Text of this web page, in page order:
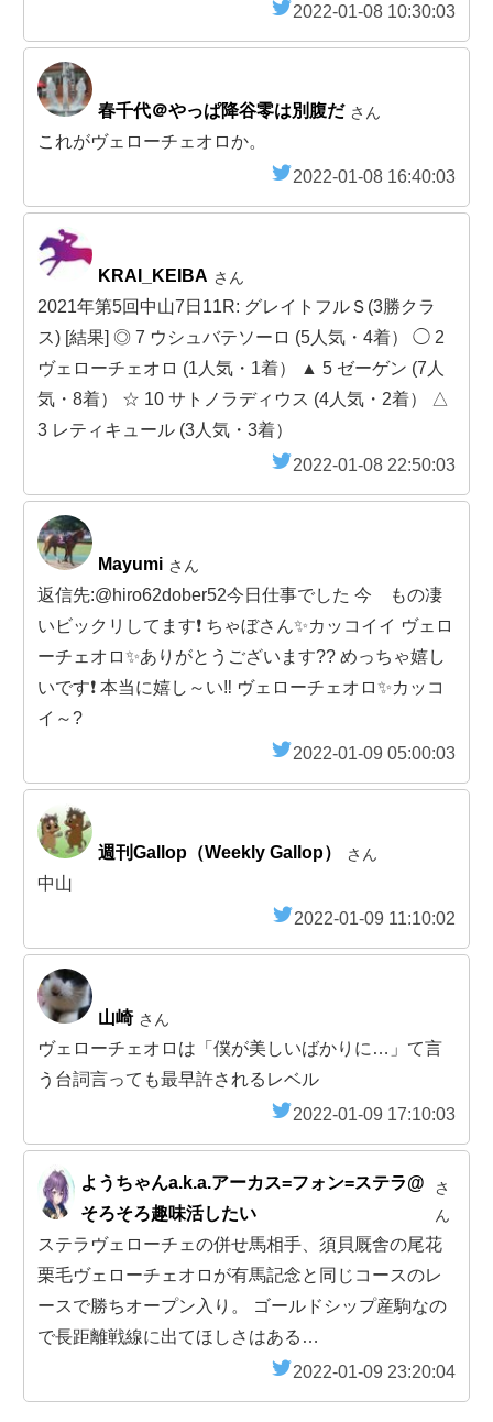
2022-01-08 10:30:03
春千代＠やっぱ降谷零は別腹だ さん
これがヴェローチェオロか。
2022-01-08 16:40:03
KRAI_KEIBA さん
2021年第5回中山7日11R: グレイトフルＳ(3勝クラ
ス) [結果] ◎ 7 ウシュバテソーロ (5人気・4着） ◯ 2
ヴェローチェオロ (1人気・1着） ▲ 5 ゼーゲン (7人
気・8着） ☆ 10 サトノラディウス (4人気・2着） △
3 レティキュール (3人気・3着）
2022-01-08 22:50:03
Mayumi さん
返信先:@hiro62dober52今日仕事でした 今 もの凄
いビックリしてます❗ ちゃぼさん✨カッコイイ ヴェロ
ーチェオロ✨ありがとうございます?? めっちゃ嬉し
いです❗ 本当に嬉し～い‼️ ヴェローチェオロ✨カッコ
イ～?
2022-01-09 05:00:03
週刊Gallop（Weekly Gallop） さん
中山
2022-01-09 11:10:02
山崎 さん
ヴェローチェオロは「僕が美しいばかりに…」て言
う台詞言っても最早許されるレベル
2022-01-09 17:10:03
ようちゃんa.k.a.アーカス=フォン=ステラ@
そろそろ趣味活したい
さ
ん
ステラヴェローチェの併せ馬相手、須貝厩舎の尾花
栗毛ヴェローチェオロが有馬記念と同じコースのレ
ースで勝ちオープン入り。 ゴールドシップ産駒なの
で長距離戦線に出てほしさはある…
2022-01-09 23:20:04